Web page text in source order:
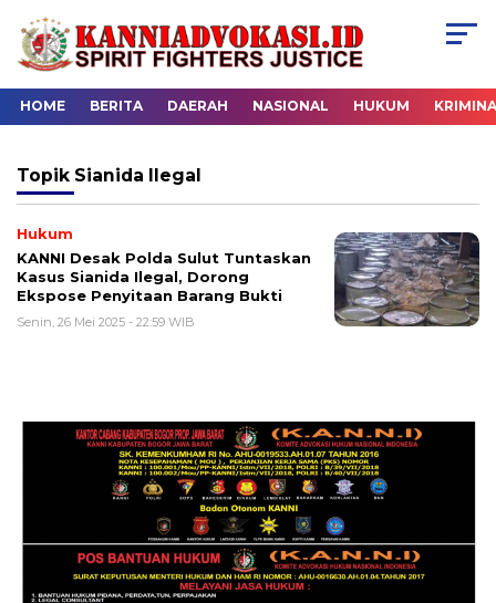
HOME BERITA DAERAH NASIONAL HUKUM
Topik Sianida Ilegal
Hukum
KANNI Desak Polda Sulut Tuntaskan
Kasus Sianida Ilegal, Dorong
Ekspose Penyitaan Barang Bukti
Senin, 26 Mei 2025 - 22:59 WIB